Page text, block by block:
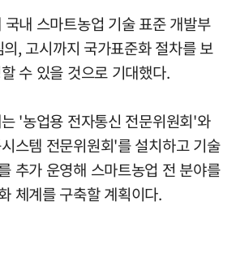
내 스마트농업 기술 표준 개발부
, 고시까지 국가표준화 절차를 보
수 있을 것으로 기대했다.
'농업용 전자통신 전문위원회'와
스템 전문위원회'를 설치하고 기술
추가 운영해 스마트농업 전 분야를
체계를 구축할 계획이다.